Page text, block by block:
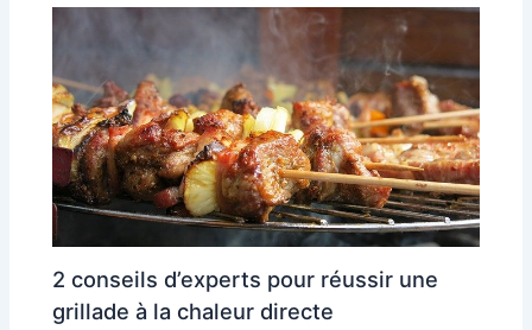
2 conseils d’experts pour réussir une
grillade à la chaleur directe